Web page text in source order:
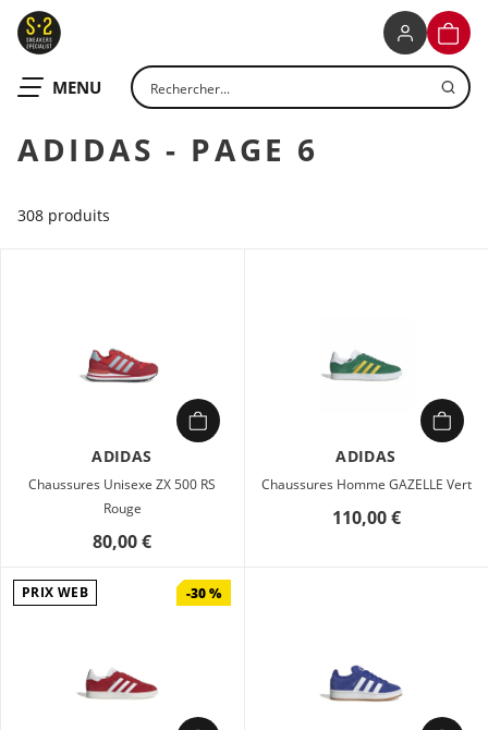
OUVRIR LE
MENU Rechercher un produit
ADIDAS - PAGE 6
308 produits
ADIDAS
Chaussures Unisexe ZX 500 RS
Rouge
80,00 €
ADIDAS
Chaussures Homme GAZELLE Vert
110,00 €
PRIX WEB -30 %